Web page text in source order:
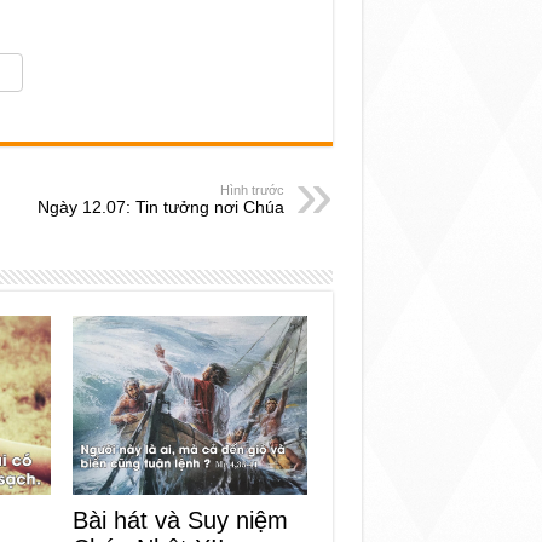
Hình trước
Ngày 12.07: Tin tưởng nơi Chúa
Bài hát và Suy niệm